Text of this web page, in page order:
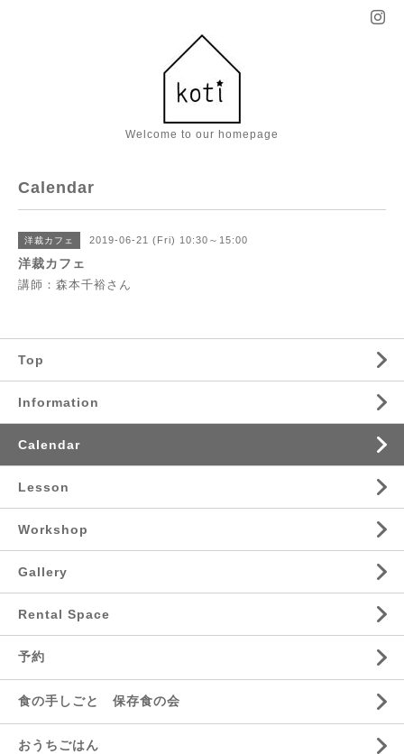
Welcome to our homepage
Calendar
洋裁カフェ 2019-06-21 (Fri) 10:30～15:00
洋裁カフェ
講師：森本千裕さん
Top
Information
Calendar
Lesson
Workshop
Gallery
Rental Space
予約
食の手しごと 保存食の会
おうちごはん